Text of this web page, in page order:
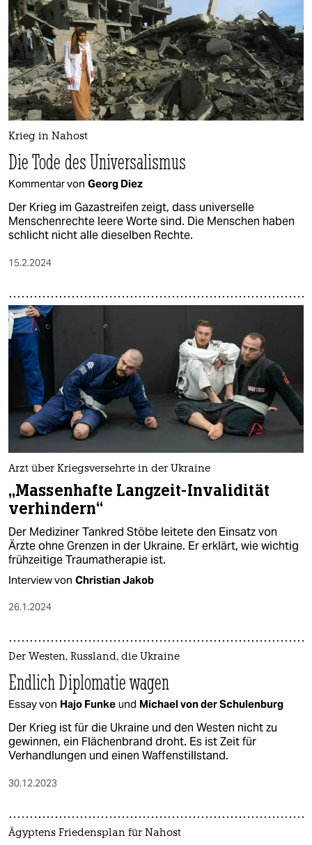
Krieg in Nahost
Die Tode des Universalismus
Kommentar von Georg Diez
Der Krieg im Gazastreifen zeigt, dass universelle
Menschenrechte leere Worte sind. Die Menschen haben
schlicht nicht alle dieselben Rechte.
15.2.2024
Arzt über Kriegsversehrte in der Ukraine
„Massenhafte Langzeit-Invalidität
verhindern“
Der Mediziner Tankred Stöbe leitete den Einsatz von
Ärzte ohne Grenzen in der Ukraine. Er erklärt, wie wichtig
frühzeitige Traumatherapie ist.
Interview von Christian Jakob
26.1.2024
Der Westen, Russland, die Ukraine
Endlich Diplomatie wagen
Essay von Hajo Funke und Michael von der Schulenburg
Der Krieg ist für die Ukraine und den Westen nicht zu
gewinnen, ein Flächenbrand droht. Es ist Zeit für
Verhandlungen und einen Waffenstillstand.
30.12.2023
Ägyptens Friedensplan für Nahost